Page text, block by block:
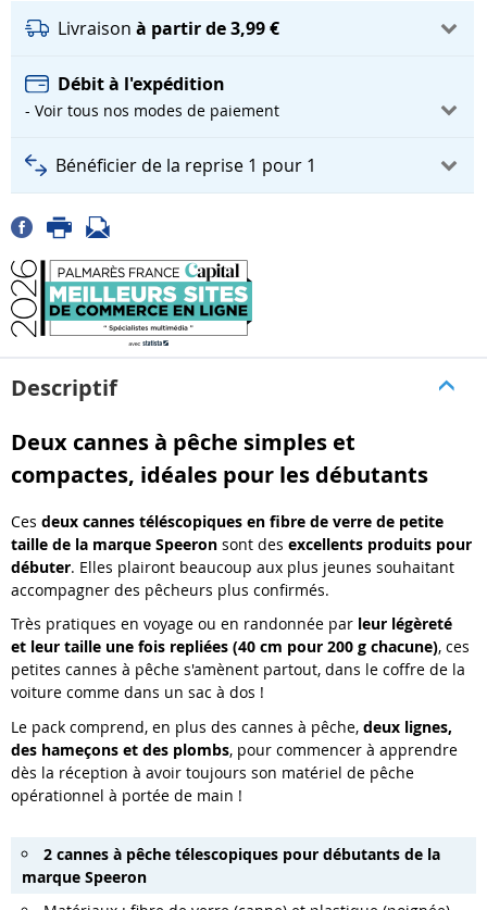
Livraison à partir de 3,99 €
Débit à l'expédition
- Voir tous nos modes de paiement
Bénéficier de la reprise 1 pour 1
Descriptif
Deux cannes à pêche simples et
compactes, idéales pour les débutants
Ces deux cannes téléscopiques en fibre de verre de petite
taille de la marque Speeron sont des excellents produits pour
débuter. Elles plairont beaucoup aux plus jeunes souhaitant
accompagner des pêcheurs plus confirmés.
Très pratiques en voyage ou en randonnée par leur légèreté
et leur taille une fois repliées (40 cm pour 200 g chacune), ces
petites cannes à pêche s'amènent partout, dans le coffre de la
voiture comme dans un sac à dos !
Le pack comprend, en plus des cannes à pêche, deux lignes,
des hameçons et des plombs, pour commencer à apprendre
dès la réception à avoir toujours son matériel de pêche
opérationnel à portée de main !
2 cannes à pêche télescopiques pour débutants de la
marque Speeron